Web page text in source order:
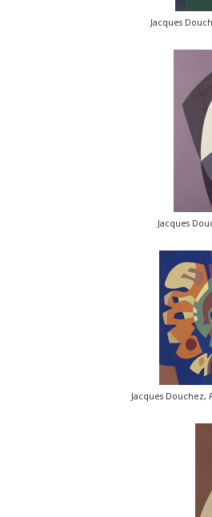
Jacques
Jacques
Jacques Douchez,